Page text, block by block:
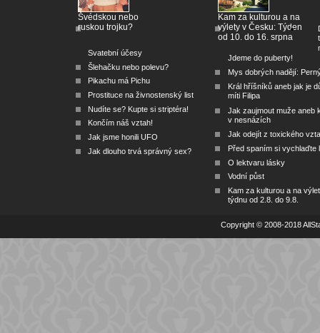
Švédskou nebo
ruskou trojku?
Svatební účesy
Šlehačku nebo polevu?
Pikachu má Pichu
Prostituce na živnostenský list
Nudíte se? Kupte si striptéra!
Končím náš vztah!
Jak jsme honili UFO
Jak dlouho trvá správný sex?
Kam za kulturou a na
výlety v Česku: Týden
od 10. do 16. srpna
Jdeme do puberty!
Mys dobrých nadějí:
Král hříšníků aneb jak je
míti Filipa
Jak zaujmout muže aneb
v nesnázích
Jak odejít z toxického
Před spaním si vychlaďte
O lektvaru lásky
Vodní půst
Kam za kulturou a na
týdnu od 2.8. do 9.8.
Copyright © 2008-2018